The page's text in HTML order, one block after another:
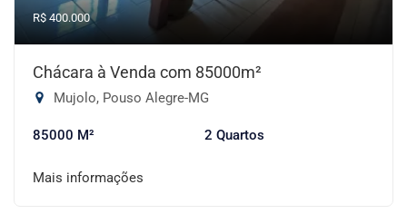
R$ 400.000
Chácara à Venda com 85000m²
Mujolo, Pouso Alegre-MG
85000 M² 2 Quartos
Mais informações